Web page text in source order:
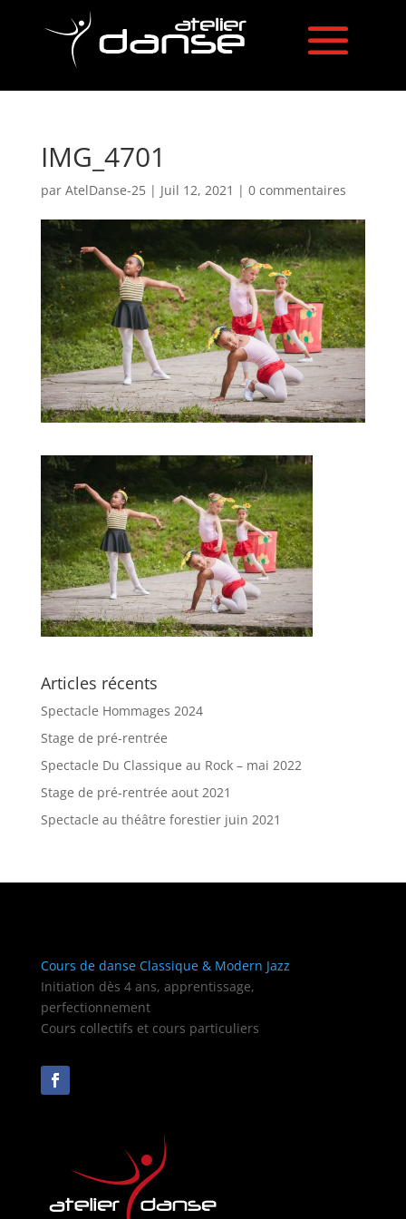
IMG_4701
par AtelDanse-25| Juil 12, 2021 | 0 commentaires
Articles récents
Spectacle Hommages 2024
Stage de pré-rentrée
Spectacle Du Classique au Rock – mai 2022
Stage de pré-rentrée aout 2021
Spectacle au théâtre forestier juin 2021
Cours de danse Classique & Modern Jazz
Initiation dès 4 ans, apprentissage,
perfectionnement
Cours collectifs et cours particuliers